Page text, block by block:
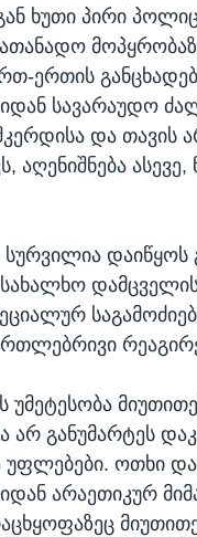
ხუთი პირი
ერთის
სავარაუდო
და თავის
აღენიშნება ასევე,
სურვილია დაიწყოს
უმეტესობა
განუმარტეს
ოთხი
არაეთიკურ